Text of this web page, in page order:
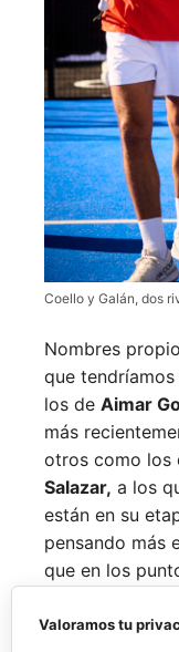
Coello y Galán, dos
Nombres
que
los de Aimar
más
otros como los
Salazar, a los
están en su
pensando más
que en los
No por ello
Valoramos tu